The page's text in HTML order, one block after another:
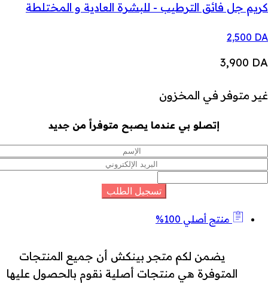
كريم جل فائق الترطيب - للبشرة العادية و المختلطة
2,500 DA
3,900 DA
غير متوفر في المخزون
إتصلو بي عندما يصبح متوفراً من جديد
منتج أصلي 100%
يضمن لكم متجر بينكش أن جميع المنتجات
المتوفرة هي منتجات أصلية نقوم بالحصول عليها